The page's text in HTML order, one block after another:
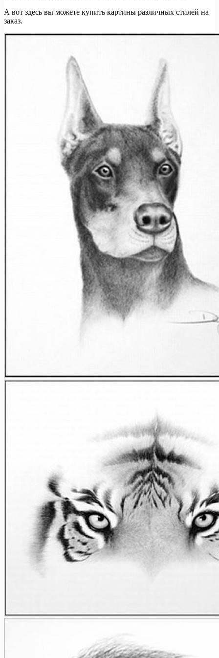
А вот здесь вы можете купить картины различных стилей на
заказ.